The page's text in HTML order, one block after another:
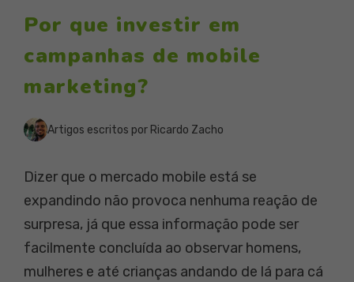
Por que investir em
campanhas de mobile
marketing?
Artigos escritos por Ricardo Zacho
Dizer que o mercado mobile está se
expandindo não provoca nenhuma reação de
surpresa, já que essa informação pode ser
facilmente concluída ao observar homens,
mulheres e até crianças andando de lá para cá